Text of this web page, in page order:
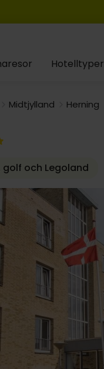
Hotelltyper
Midtjylland Herning
och Legoland